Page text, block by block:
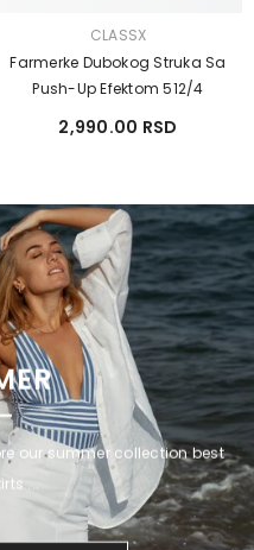
CLASSX
Farmerke Dubokog Struka Sa
Push-Up Efektom 512/4
2,990.00 RSD
our summer collection best
...